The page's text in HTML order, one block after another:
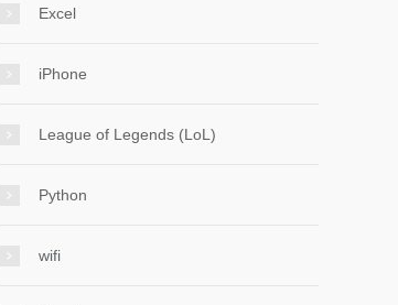
Excel
iPhone
League of Legends (LoL)
Python
wifi